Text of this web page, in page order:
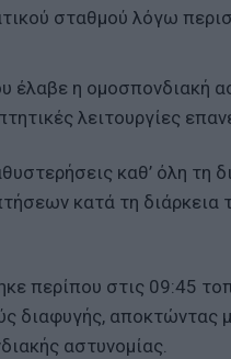
σταθμού λόγω
έλαβε η ομοσπονδιακή
λειτουργίες
καθ’ όλη τη
κατά τη διάρκεια
περίπου στις 09:45
διαφυγής,
αστυνομίας.